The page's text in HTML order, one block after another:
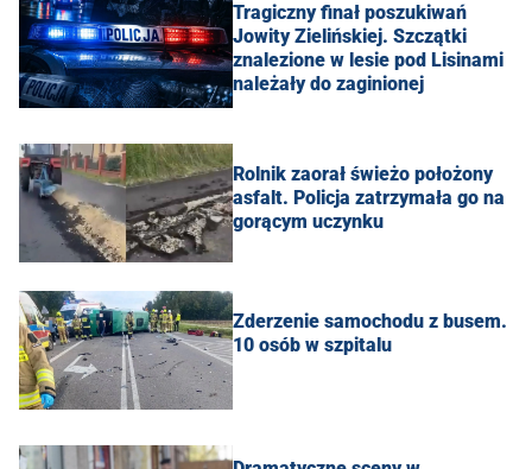
Tragiczny finał poszukiwań
Jowity Zielińskiej. Szczątki
znalezione w lesie pod Lisinami
należały do zaginionej
Rolnik zaorał świeżo położony
asfalt. Policja zatrzymała go na
gorącym uczynku
Zderzenie samochodu z busem.
10 osób w szpitalu